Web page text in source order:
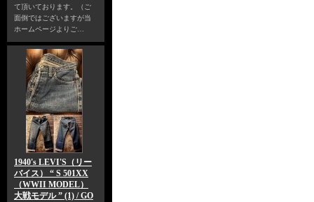
て頂いております。（ご
面倒ではございますが当
ホームページよりご…
1940's LEVI'S（リー
バイス） “ S 501XX
（WWII MODEL）
大戦モデル ” (1) / GO